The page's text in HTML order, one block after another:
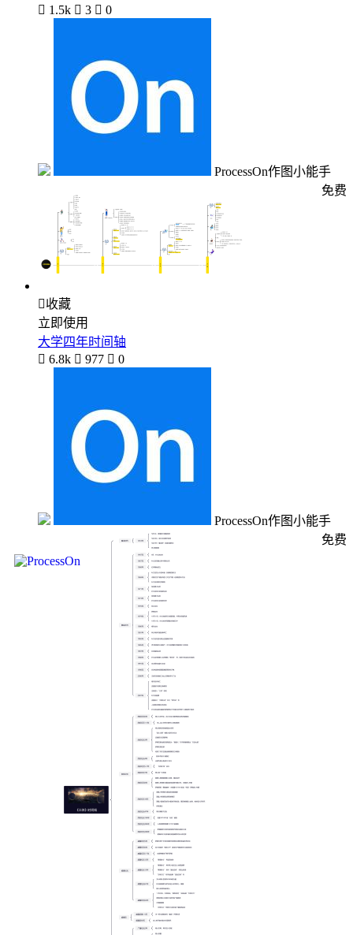
 1.5k  3  0
ProcessOn作图小能手
免费
收藏
立即使用
大学四年时间轴
 6.8k  977  0
ProcessOn作图小能手
免费